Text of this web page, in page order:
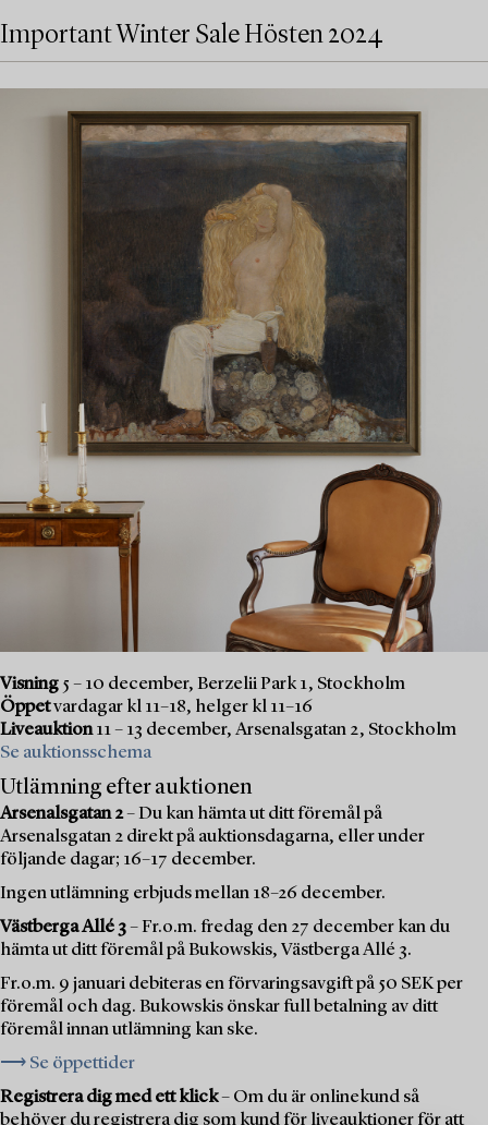
Important Winter Sale Hösten 2024
Visning 5 – 10 december, Berzelii Park 1, Stockholm
Öppetvardagar kl 11–18, helger kl 11–16
Liveauktion11 – 13 december, Arsenalsgatan 2, Stockholm
Se auktionsschema
Utlämning efter auktionen
Arsenalsgatan 2– Du kan hämta ut ditt föremål på
Arsenalsgatan 2 direkt på auktionsdagarna, eller under
följande dagar; 16–17 december.
Ingen utlämning erbjuds mellan 18–26 december.
Västberga Allé 3– Fr.o.m. fredag den 27 december kan du
hämta ut ditt föremål på Bukowskis, Västberga Allé 3.
Fr.o.m. 9 januari debiteras en förvaringsavgift på 50 SEK per
föremål och dag. Bukowskis önskar full betalning av ditt
föremål innan utlämning kan ske.
⟶ Se öppettider
Registrera dig med ett klick– Om du är onlinekund så
behöver du registrera dig som kund för liveauktioner för att